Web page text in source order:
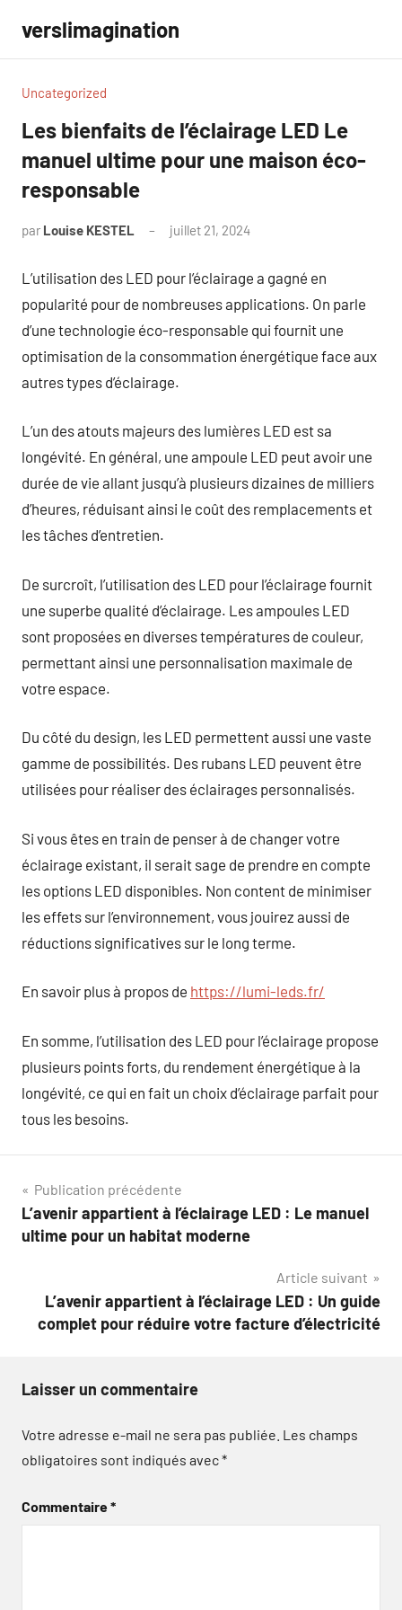
contenu
verslimagination
Uncategorized
Les bienfaits de l’éclairage LED Le
manuel ultime pour une maison éco-
responsable
par Louise KESTEL juillet 21, 2024
L’utilisation des LED pour l’éclairage a gagné en
popularité pour de nombreuses applications. On parle
d’une technologie éco-responsable qui fournit une
optimisation de la consommation énergétique face aux
autres types d’éclairage.
L’un des atouts majeurs des lumières LED est sa
longévité. En général, une ampoule LED peut avoir une
durée de vie allant jusqu’à plusieurs dizaines de milliers
d’heures, réduisant ainsi le coût des remplacements et
les tâches d’entretien.
De surcroît, l’utilisation des LED pour l’éclairage fournit
une superbe qualité d’éclairage. Les ampoules LED
sont proposées en diverses températures de couleur,
permettant ainsi une personnalisation maximale de
votre espace.
Du côté du design, les LED permettent aussi une vaste
gamme de possibilités. Des rubans LED peuvent être
utilisées pour réaliser des éclairages personnalisés.
Si vous êtes en train de penser à de changer votre
éclairage existant, il serait sage de prendre en compte
les options LED disponibles. Non content de minimiser
les effets sur l’environnement, vous jouirez aussi de
réductions significatives sur le long terme.
En savoir plus à propos de https://lumi-leds.fr/
En somme, l’utilisation des LED pour l’éclairage propose
plusieurs points forts, du rendement énergétique à la
longévité, ce qui en fait un choix d’éclairage parfait pour
tous les besoins.
Navigation
de
Publication précédente
L’avenir appartient à l’éclairage LED : Le manuel
ultime pour un habitat moderne
Article suivant
L’avenir appartient à l’éclairage LED : Un guide
complet pour réduire votre facture d’électricité
Laisser un commentaire
Votre adresse e-mail ne sera pas publiée. Les champs
obligatoires sont indiqués avec*
Commentaire*